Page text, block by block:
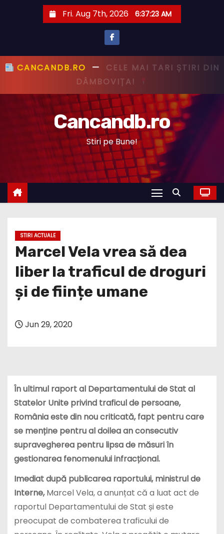
Fri. Aug 7th, 2026 6:37:24 AM
CANCANDB.RO— PRIMUL CU ȘTIREA,
PRIMUL CU ADEVĂRUL!
Cancandb.ro
Stiri pe Bune!
STIRI ACTUALE
Marcel Vela vrea să dea
liber la traficul de droguri
și de ființe umane
Jun 29, 2020
În ultimul raport al Departamentului de Stat al
Statelor Unite privind traficul de persoane,
România este din nou criticată, fapt pentru care
se menține pentru al doilea an consecutiv
supravegherea pentru lipsa de măsuri în
gestionarea fenomenului infracțional.
Imediat după publicarea raportului, ministrul de
Interne,Marcel Vela, a anunțat că a luat act de
raportul Departamentului de Stat și este
preocupat de combaterea traficului de